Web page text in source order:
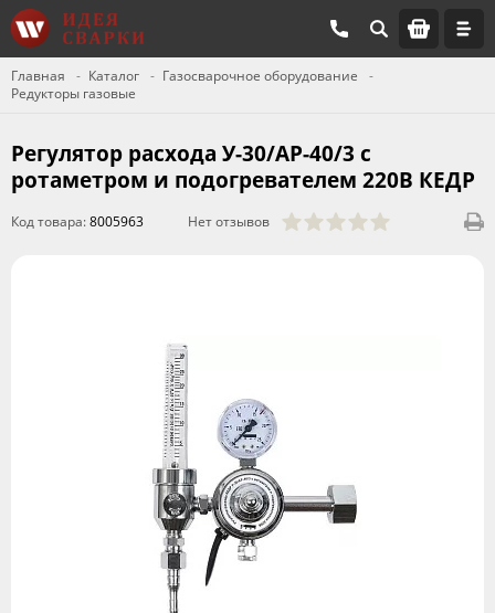
Главная Каталог
Газосварочное оборудование
Редукторы газовые
Регулятор расхода У-30/АР-40/3 с
ротаметром и подогревателем 220В КЕДР
Код товара:8005963 Нет отзывов